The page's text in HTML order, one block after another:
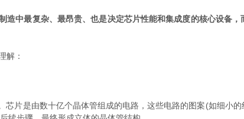
造中最复杂、最昂贵、也是决定芯片性能和集成度的核心设备
解：
芯片是由数十亿个晶体管组成的电路，这些电路的图案(如细小